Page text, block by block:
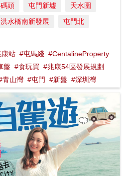
頭 屯門新墟
天水圍
洪水橋南新發展
屯門北
康站 #屯馬綫 #CentalineProperty
盤 #食玩買 #兆康54區發展規劃
青山灣 #屯門 #新盤 #深圳灣